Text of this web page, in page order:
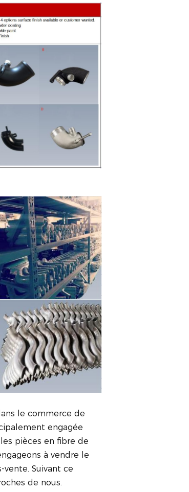
le commerce de
engagée
pièces en fibre de
à vendre le
Suivant ce
de nous.